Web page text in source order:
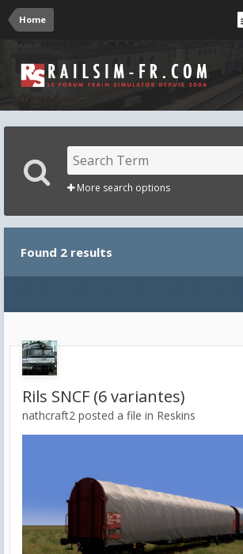
Home
More search options
Found 2 results
Rils SNCF (6 variantes)
nathcraft2 posted a file in Reskins